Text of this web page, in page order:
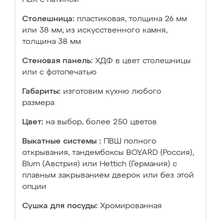
Столешница: пластиковая, толщина 26 мм
или 38 мм; из искусственного камня,
толщина 38 мм
Стеновая панель: ХДФ в цвет столешницы
или с фотопечатью
Габариты: изготовим кухню любого
размера
Цвет: на выбор, более 250 цветов
Выкатные системы :
ПВШ полного
открывания, тандембоксы BOYARD (Россия),
Blum (Австрия) или Hettich (Германия) с
плавным закрыванием дверок или без этой
опции
Сушка для посуды: Хромированная